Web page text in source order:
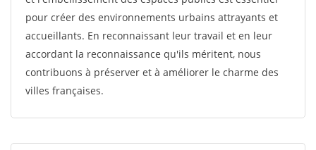
pour créer des environnements urbains attrayants et
accueillants. En reconnaissant leur travail et en leur
accordant la reconnaissance qu'ils méritent, nous
contribuons à préserver et à améliorer le charme des
villes françaises.